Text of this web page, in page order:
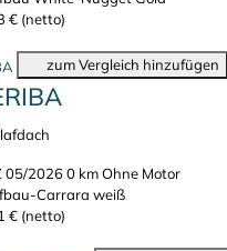
€ (netto)
zum Vergleich hinzufügen
05/20260 kmOhne Motor
Carrara weiß
€ (netto)